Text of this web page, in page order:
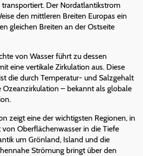
Der Nordatlantikstrom
den mittleren Breiten Europas ein
gleichen Breiten an der Ostseite
von Wasser führt zu dessen
eine vertikale Zirkulation aus. Diese
die durch Temperatur- und Salzgehalt
Ozeanzirkulation – bekannt als globale
zeigt eine der wichtigsten Regionen, in
Oberflächenwasser in die Tiefe
um Grönland, Island und die
Strömung bringt über den